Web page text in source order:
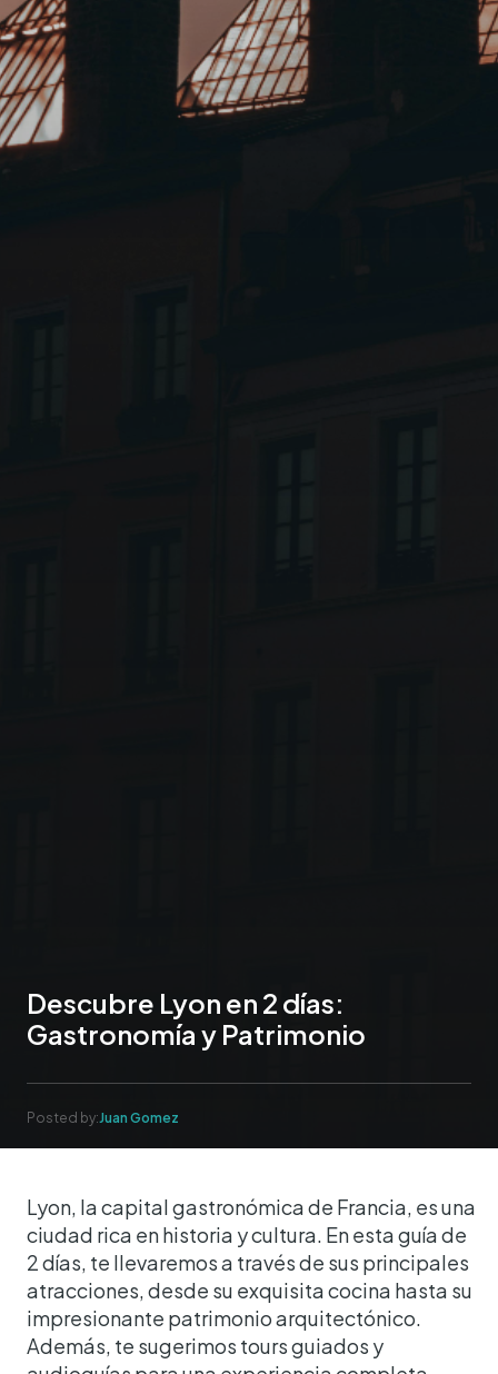
Descubre Lyon en 2 días:
Gastronomía y Patrimonio
Posted by:Juan Gomez
Lyon, la capital gastronómica de Francia, es una
ciudad rica en historia y cultura. En esta guía de
2 días, te llevaremos a través de sus principales
atracciones, desde su exquisita cocina hasta su
impresionante patrimonio arquitectónico.
Además, te sugerimos tours guiados y